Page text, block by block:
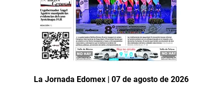
La Jornada Edomex | 07 de agosto de 2026